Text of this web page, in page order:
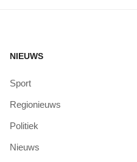
NIEUWS
Sport
Regionieuws
Politiek
Nieuws